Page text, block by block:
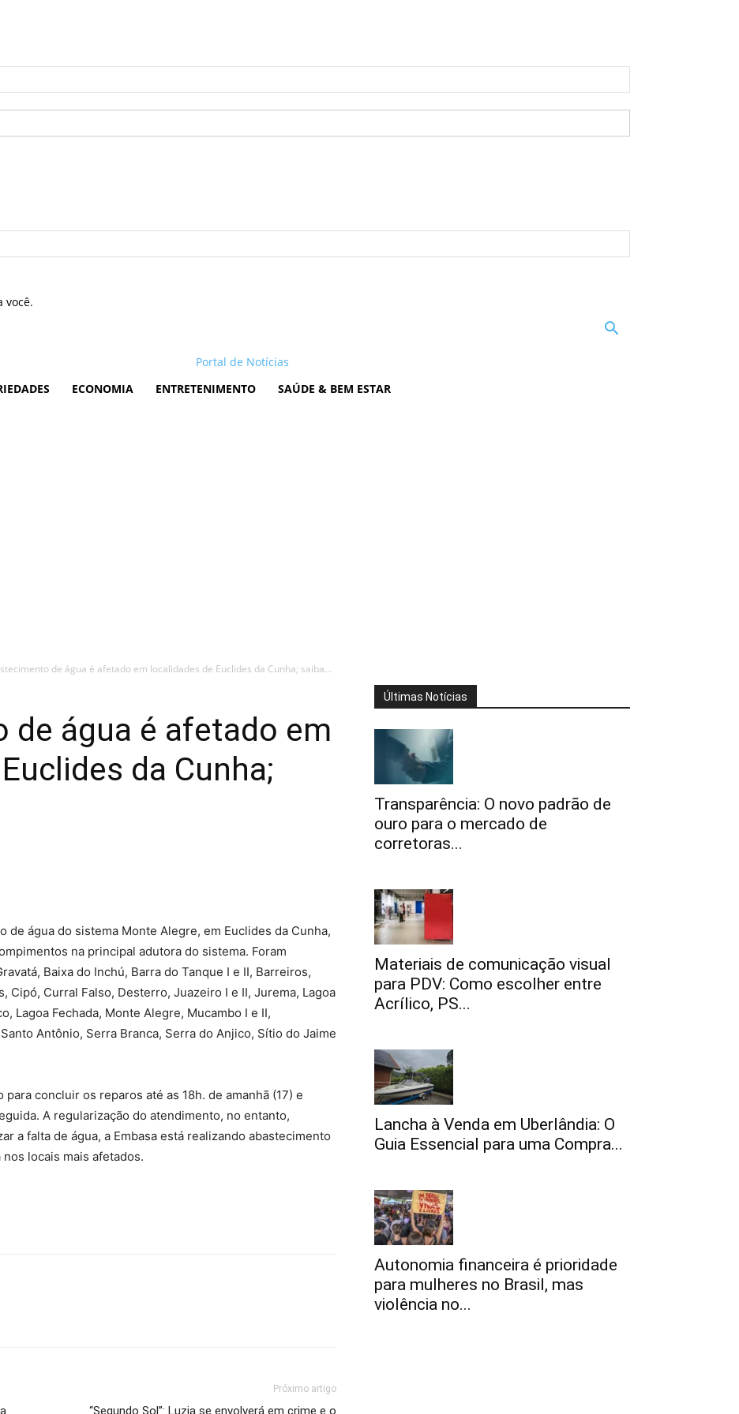
você.
Portal de Notícias
ECONOMIA ENTRETENIMENTO SAÚDE & BEM ESTAR
de água é afetado em localidades de Euclides da Cunha; saiba...
de água é afetado em
da Cunha;
de água do sistema Monte Alegre, em Euclides da Cunha,
na principal adutora do sistema. Foram
Baixa do Inchú, Barra do Tanque I e II, Barreiros,
Cipó, Curral Falso, Desterro, Juazeiro I e II, Jurema, Lagoa
Lagoa Fechada, Monte Alegre, Mucambo I e II,
Antônio, Serra Branca, Serra do Anjico, Sítio do Jaime
concluir os reparos até as 18h. de amanhã (17) e
A regularização do atendimento, no entanto,
a falta de água, a Embasa está realizando abastecimento
locais mais afetados.
Próximo artigo
“Segundo Sol”: Luzia se envolverá em crime e o
Últimas Notícias
Transparência: O novo padrão de
ouro para o mercado de
corretoras...
Materiais de comunicação visual
para PDV: Como escolher entre
Acrílico, PS...
Lancha à Venda em Uberlândia: O
Guia Essencial para uma Compra...
Autonomia financeira é prioridade
para mulheres no Brasil, mas
violência no...